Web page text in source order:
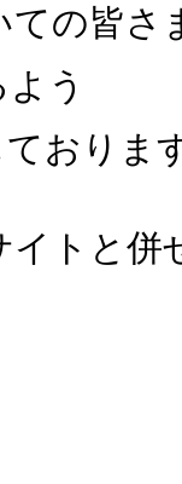
の皆さ
う
おりま
トと併